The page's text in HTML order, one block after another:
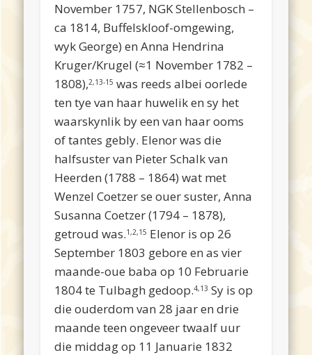
November 1757, NGK Stellenbosch –
ca 1814, Buffelskloof-omgewing,
wyk George) en Anna Hendrina
Kruger/Krugel (≈1 November 1782 –
1808),2,13-15 was reeds albei oorlede
ten tye van haar huwelik en sy het
waarskynlik by een van haar ooms
of tantes gebly. Elenor was die
halfsuster van Pieter Schalk van
Heerden (1788 – 1864) wat met
Wenzel Coetzer se ouer suster, Anna
Susanna Coetzer (1794 – 1878),
getroud was.1,2,15 Elenor is op 26
September 1803 gebore en as vier
maande-oue baba op 10 Februarie
1804 te Tulbagh gedoop.4,13 Sy is op
die ouderdom van 28 jaar en drie
maande teen ongeveer twaalf uur
die middag op 11 Januarie 1832